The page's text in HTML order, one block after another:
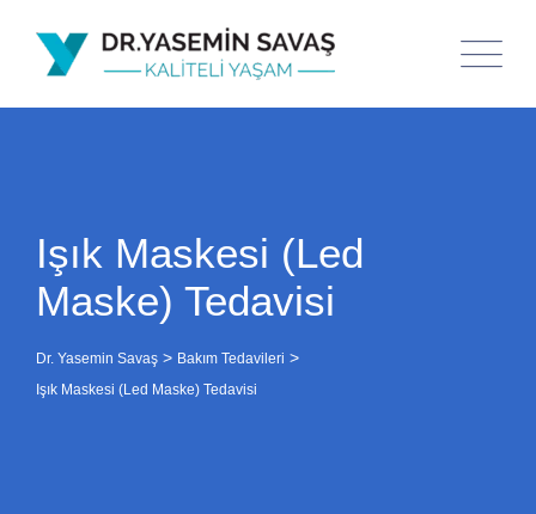
Işık Maskesi (Led
Maske) Tedavisi
Dr. Yasemin Savaş > Bakım Tedavileri >
Işık Maskesi (Led Maske) Tedavisi